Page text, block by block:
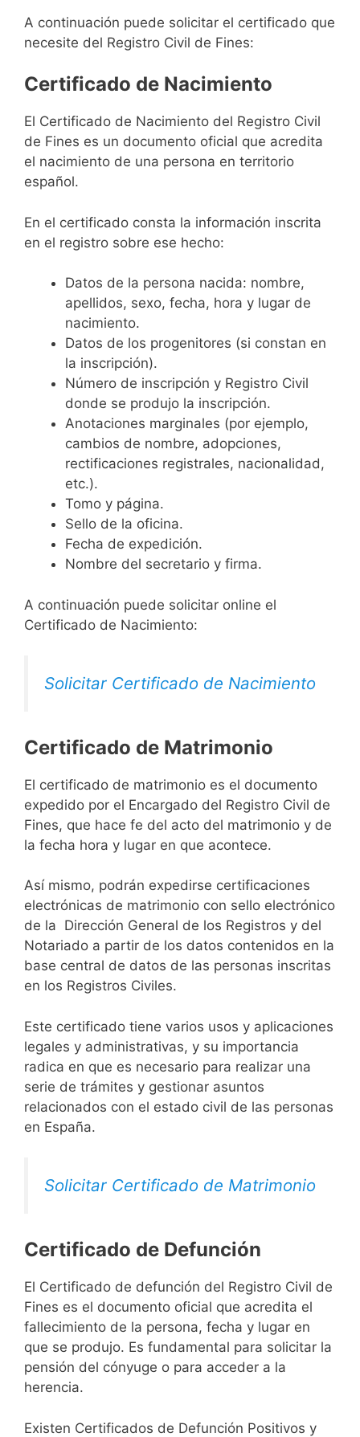
A continuación puede solicitar el certificado que
necesite del Registro Civil de Fines:
Certificado de Nacimiento
El Certificado de Nacimiento del Registro Civil
de Fines es un documento oficial que acredita
el nacimiento de una persona en territorio
español.
En el certificado consta la información inscrita
en el registro sobre ese hecho:
Datos de la persona nacida: nombre,
apellidos, sexo, fecha, hora y lugar de
nacimiento.
Datos de los progenitores (si constan en
la inscripción).
Número de inscripción y Registro Civil
donde se produjo la inscripción.
Anotaciones marginales (por ejemplo,
cambios de nombre, adopciones,
rectificaciones registrales, nacionalidad,
etc.).
Tomo y página.
Sello de la oficina.
Fecha de expedición.
Nombre del secretario y firma.
A continuación puede solicitar online el
Certificado de Nacimiento:
Solicitar Certificado de Nacimiento
Certificado de Matrimonio
El certificado de matrimonio es el documento
expedido por el Encargado del Registro Civil de
Fines, que hace fe del acto del matrimonio y de
la fecha hora y lugar en que acontece.
Así mismo, podrán expedirse certificaciones
electrónicas de matrimonio con sello electrónico
de la Dirección General de los Registros y del
Notariado a partir de los datos contenidos en la
base central de datos de las personas inscritas
en los Registros Civiles.
Este certificado tiene varios usos y aplicaciones
legales y administrativas, y su importancia
radica en que es necesario para realizar una
serie de trámites y gestionar asuntos
relacionados con el estado civil de las personas
en España.
Solicitar Certificado de Matrimonio
Certificado de Defunción
El Certificado de defunción del Registro Civil de
Fines es el documento oficial que acredita el
fallecimiento de la persona, fecha y lugar en
que se produjo. Es fundamental para solicitar la
pensión del cónyuge o para acceder a la
herencia.
Existen Certificados de Defunción Positivos y